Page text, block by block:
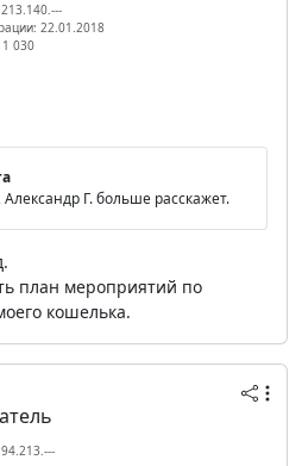
22.01.2018
030
Г. больше расскажет.
план мероприятий по
кошелька.